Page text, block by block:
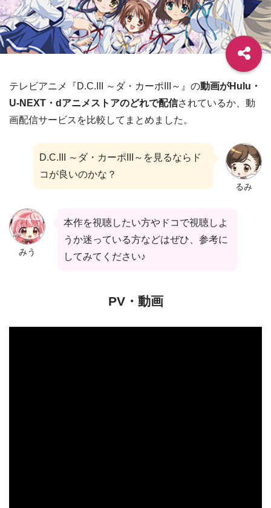
テレビアニメ『D.C.III ～ダ・カーポIII～』の動画がHulu・
U-NEXT・dアニメストアのどれで配信されているか、動
画配信サービスを比較してまとめました。
るみ
D.C.III ～ダ・カーポIII～を見るならド
コが良いのかな？
みう
本作を視聴したい方やドコで視聴しよ
うか迷っている方などはぜひ、参考に
してみてください♪
PV・動画